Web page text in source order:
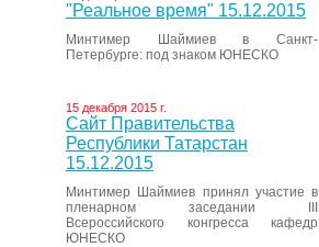
"Реальное время" 15.12.2015
Минтимер Шаймиев в Санкт-
Петербурге: под знаком ЮНЕСКО
15 декабря 2015 г.
Сайт Правительства
Республики Татарстан
15.12.2015
Минтимер Шаймиев принял участие в
пленарном заседании III
Всероссийского конгресса кафедр
ЮНЕСКО